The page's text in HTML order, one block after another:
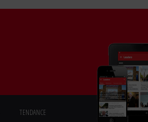
TENDANCE